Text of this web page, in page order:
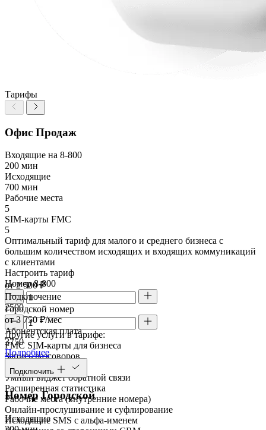
Тарифы
Офис Продаж
Входящие на 8-800
200 мин
Исходящие
700 мин
Рабочие места
5
SIM-карты FMC
5
Оптимальный тариф для малого и среднего бизнеса с
большим количеством исходящих и входящих коммуникаций
с клиентами
Настроить тариф
Номер 8-800
Городской номер
Другие услуги в тарифе:
FMC SIM-карты для бизнеса
Запись разговоров
Речевая аналитика
Умный виджет обратной связи
Расширенная статистика
Рабочие места (внутренние номера)
Онлайн-прослушивание и суфлирование
Исходящие SMS с альфа-именем
от 2 500 ₽
Подключение
2500
от 3 750 ₽/мес
Абонентская плата
3750
Подробнее
Подключить
Номер Городской
Исходящие